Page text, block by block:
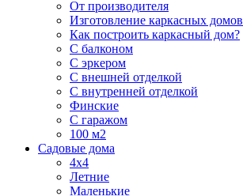
От производителя
Изготовление каркасных домов
Как построить каркасный дом?
С балконом
С эркером
С внешней отделкой
С внутренней отделкой
Финские
С гаражом
100 м2
Садовые дома
4х4
Летние
Маленькие